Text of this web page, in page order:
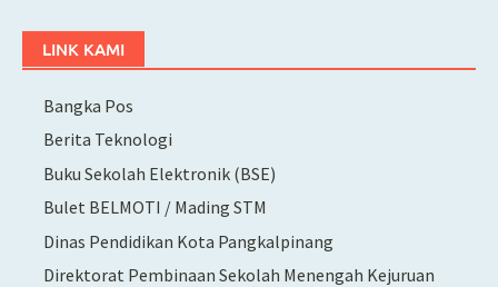
LINK KAMI
Bangka Pos
Berita Teknologi
Buku Sekolah Elektronik (BSE)
Bulet BELMOTI / Mading STM
Dinas Pendidikan Kota Pangkalpinang
Direktorat Pembinaan Sekolah Menengah Kejuruan